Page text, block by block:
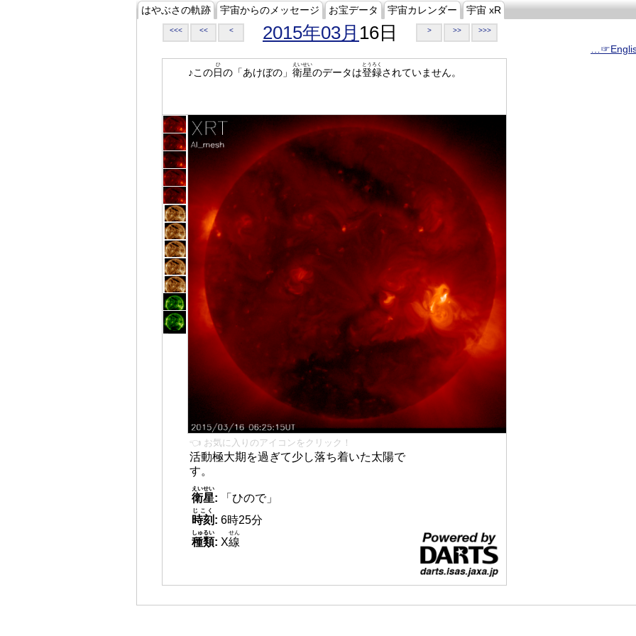
はやぶさの軌跡 宇宙からのメッセージ お宝データ 宇宙カレンダー 宇宙 xR
<<< << < 2015年03月 16日 > >> >>>
♪この日
ひ
の「あけぼの」 衛星
えいせい
のデータは登録
とうろく
されていません。
👈 お気に入りのアイコンをクリック！
活動極大期を過ぎて少し落ち着いた太陽で
す。
衛星
えいせい
:
「ひので」
時刻
じこく
: 6時25分
種類
しゅるい
: X線
せん